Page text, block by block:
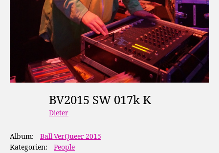
BV2015 SW 017k K
Dieter
Album:
Ball VerQueer 2015
Kategorien:
People